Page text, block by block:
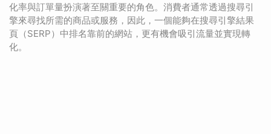
化率與訂單量扮演著至關重要的角色。消費者通常透過搜尋引
擎來尋找所需的商品或服務，因此，一個能夠在搜尋引擎結果
頁（SERP）中排名靠前的網站，更有機會吸引流量並實現轉
化。